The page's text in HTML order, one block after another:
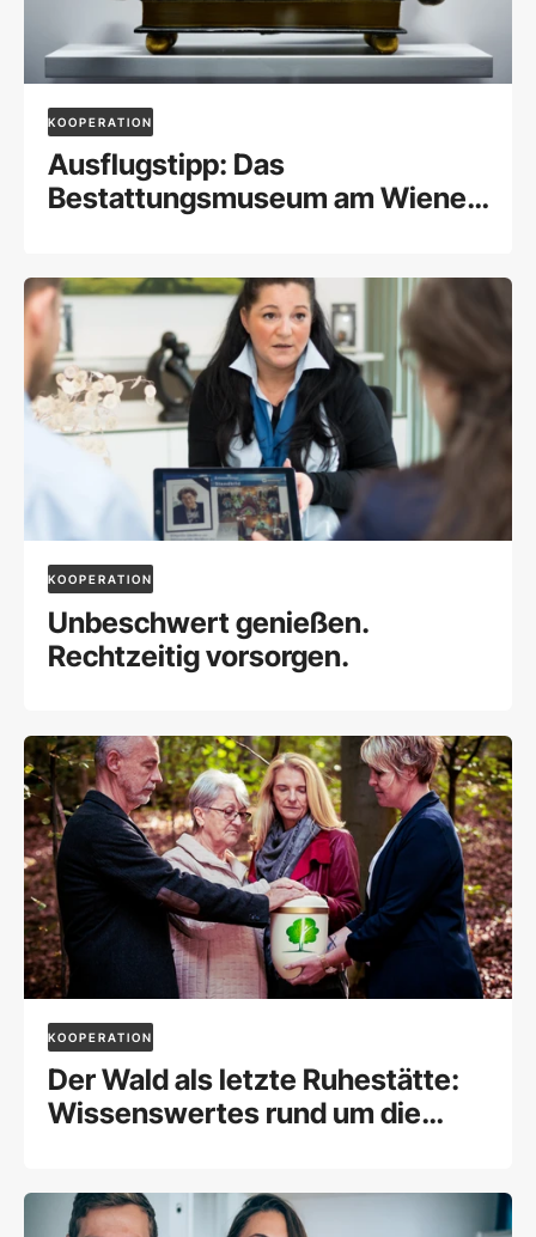
KOOPERATION
Ausflugstipp: Das
Bestattungsmuseum am Wiener
KOOPERATION
Unbeschwert genießen.
Rechtzeitig vorsorgen.
KOOPERATION
Der Wald als letzte Ruhestätte:
Wissenswertes rund um die